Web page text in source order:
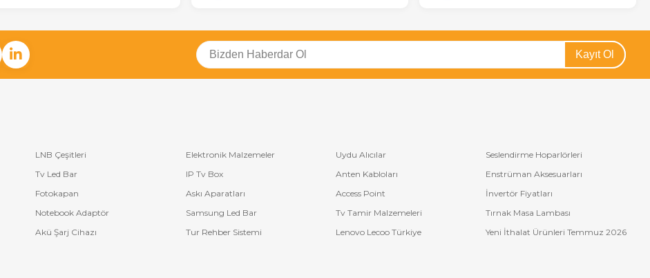
Kayıt Ol
LNB Çeşitleri Elektronik Malzemeler Uydu Alıcılar
Seslendirme Hoparlörleri
Tv Led Bar IP Tv Box Anten Kabloları
Enstrüman Aksesuarları
Fotokapan Askı Aparatları Access Point
İnvertör Fiyatları
Notebook Adaptör Samsung Led Bar Tv Tamir Malzemeleri
Tırnak Masa Lambası
Akü Şarj Cihazı Tur Rehber Sistemi Lenovo Lecoo Türkiye Yeni İthalat Ürünleri Temmuz 2026